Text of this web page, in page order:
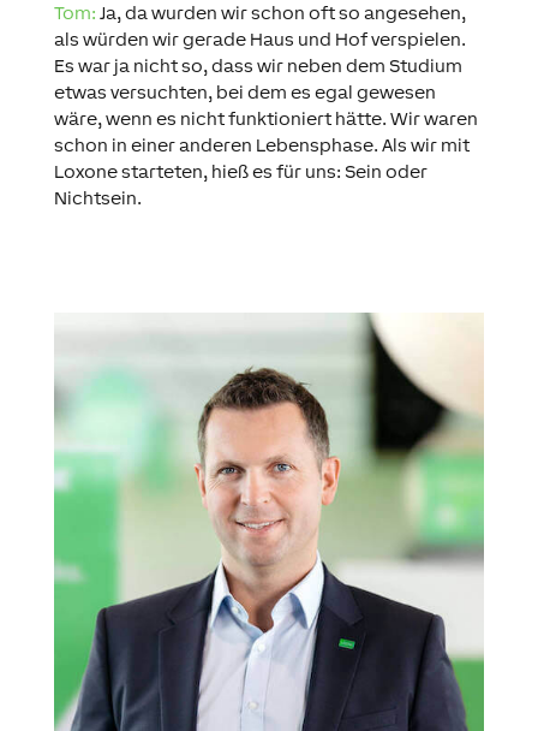
Tom: Ja, da wurden wir schon oft so angesehen,
als würden wir gerade Haus und Hof verspielen.
Es war ja nicht so, dass wir neben dem Studium
etwas versuchten, bei dem es egal gewesen
wäre, wenn es nicht funktioniert hätte. Wir waren
schon in einer anderen Lebensphase. Als wir mit
Loxone starteten, hieß es für uns: Sein oder
Nichtsein.